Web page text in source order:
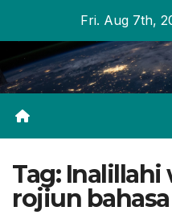
content
Fri. Aug 7th,
Tag: Inalillahi
rojiun